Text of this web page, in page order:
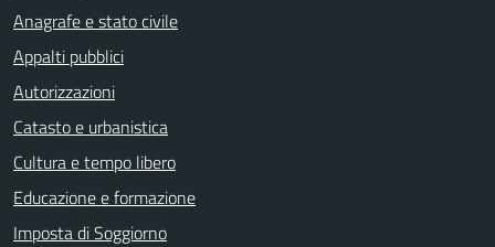
Anagrafe e stato civile
Appalti pubblici
Autorizzazioni
Catasto e urbanistica
Cultura e tempo libero
Educazione e formazione
Imposta di Soggiorno